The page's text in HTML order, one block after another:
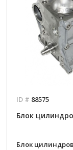
ID # 88575
Блок
Блок